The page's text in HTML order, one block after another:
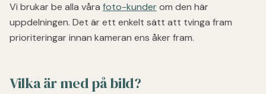
Vi brukar be alla våra foto-kunderom den här
uppdelningen. Det är ett enkelt sätt att tvinga fram
prioriteringar innan kameran ens åker fram.
Vilka är med på bild?